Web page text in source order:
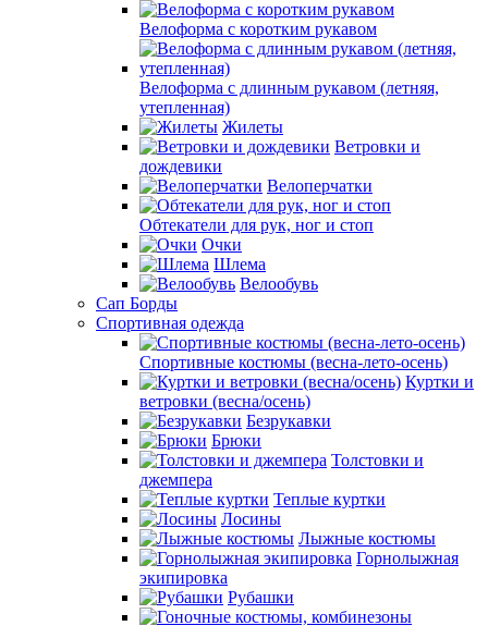
Велоформа с коротким рукавом
Велоформа с длинным рукавом (летняя,
утепленная)
Жилеты
Ветровки и
дождевики
Велоперчатки
Обтекатели для рук, ног и стоп
Очки
Шлема
Велообувь
Сап Борды
Спортивная одежда
Спортивные костюмы (весна-лето-осень)
Куртки и
ветровки (весна/осень)
Безрукавки
Брюки
Толстовки и
джемпера
Теплые куртки
Лосины
Лыжные костюмы
Горнолыжная
экипировка
Рубашки